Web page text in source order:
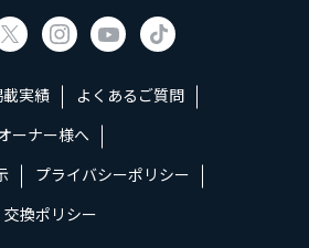
載実績 よくあるご質問
ーナー様へ
プライバシーポリシー
交換ポリシー